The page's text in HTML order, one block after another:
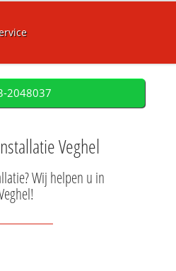
2048037
Veghel
Wij helpen u in